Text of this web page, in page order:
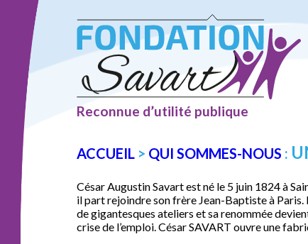
Reconnue d’utilité publique
ACCUEIL> QUI SOMMES-NOUS :
César Augustin Savart est né le 5 juin 1824 à
il part rejoindre son frère Jean-Baptiste à Paris.
de gigantesques ateliers et sa renommée
crise de l’emploi. César SAVART ouvre une